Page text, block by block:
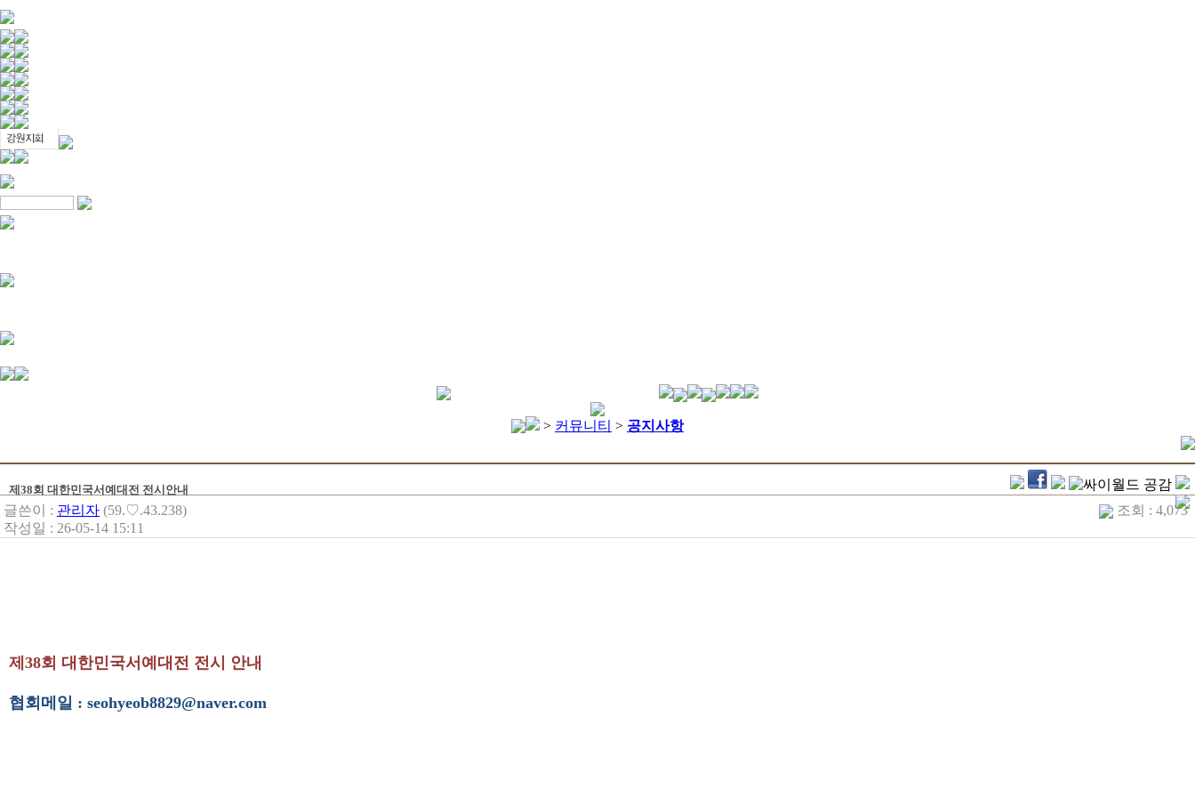
> 커뮤니티 > 공지사항
제38회 대한민국서예대전 전시안내
글쓴이 : 관리자 (59.♡.43.238)
작성일 : 26-05-14 15:11
조회 : 4,073
제38회 대한민국서예대전 전시 안내
협회메일 : seohyeob8829@naver.com